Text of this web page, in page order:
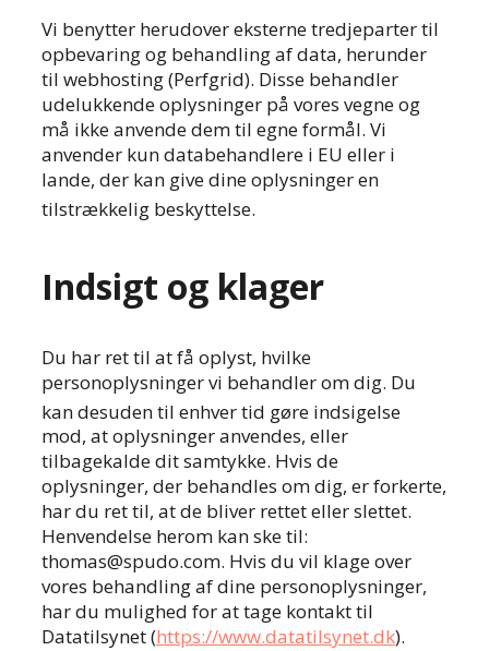
Vi benytter herudover eksterne tredjeparter til
opbevaring og behandling af data, herunder
til webhosting (Perfgrid). Disse behandler
udelukkende oplysninger på vores vegne og
må ikke anvende dem til egne formål. Vi
anvender kun databehandlere i EU eller i
lande, der kan give dine oplysninger en
tilstrækkelig beskyttelse.
Indsigt og klager
Du har ret til at få oplyst, hvilke
personoplysninger vi behandler om dig. Du
kan desuden til enhver tid gøre indsigelse
mod, at oplysninger anvendes, eller
tilbagekalde dit samtykke. Hvis de
oplysninger, der behandles om dig, er forkerte,
har du ret til, at de bliver rettet eller slettet.
Henvendelse herom kan ske til:
thomas@spudo.com. Hvis du vil klage over
vores behandling af dine personoplysninger,
har du mulighed for at tage kontakt til
Datatilsynet (https://www.datatilsynet.dk).